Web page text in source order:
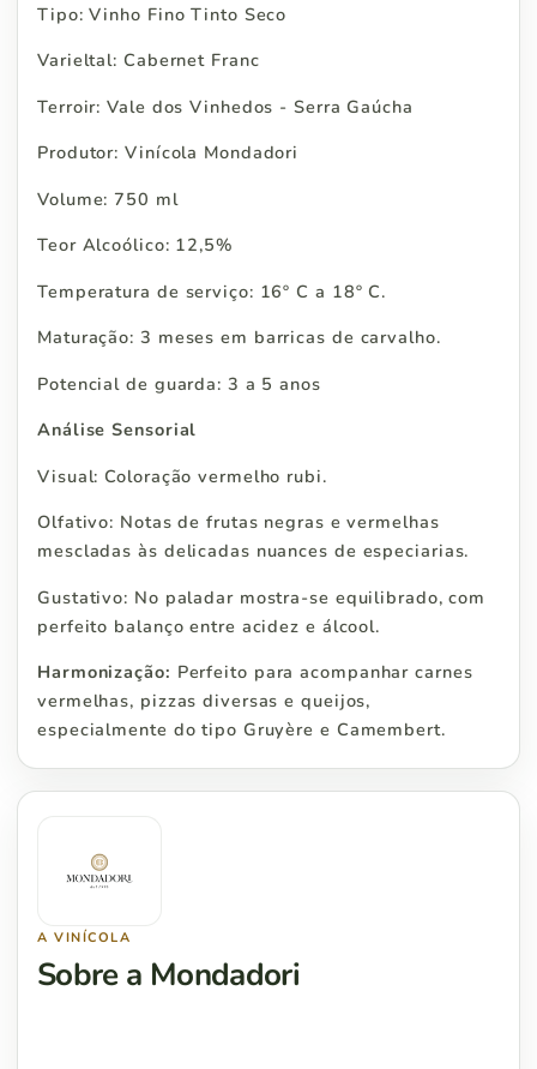
Tipo: Vinho Fino Tinto Seco
Varieltal: Cabernet Franc
Terroir: Vale dos Vinhedos - Serra Gaúcha
Produtor: Vinícola Mondadori
Volume: 750 ml
Teor Alcoólico: 12,5%
Temperatura de serviço: 16º C a 18º C.
Maturação: 3 meses em barricas de carvalho.
Potencial de guarda: 3 a 5 anos
Análise Sensorial
Visual: Coloração vermelho rubi.
Olfativo: Notas de frutas negras e vermelhas
mescladas às delicadas nuances de especiarias.
Gustativo: No paladar mostra-se equilibrado, com
perfeito balanço entre acidez e álcool.
Harmonização: Perfeito para acompanhar carnes
vermelhas, pizzas diversas e queijos,
especialmente do tipo Gruyère e Camembert.
A VINÍCOLA
Sobre a Mondadori